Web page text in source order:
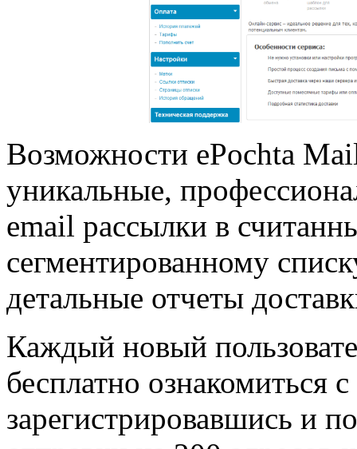
Возможности ePochta
уникальные,
email рассылки в
сегментированному
детальные отчеты
Каждый новый
бесплатно ознакомиться
зарегистрировавшись и